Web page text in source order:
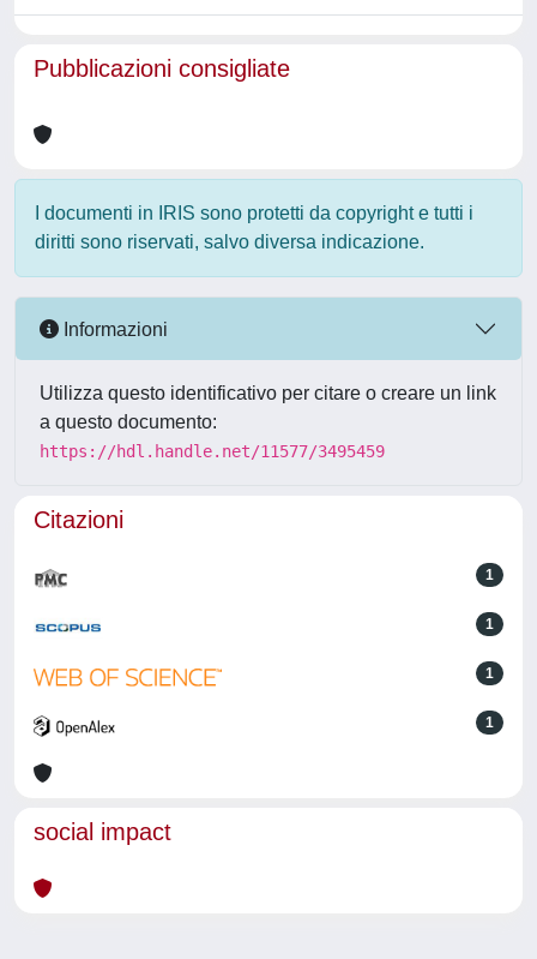
Pubblicazioni consigliate
I documenti in IRIS sono protetti da copyright e tutti i
diritti sono riservati, salvo diversa indicazione.
Informazioni
Utilizza questo identificativo per citare o creare un link
a questo documento:
https://hdl.handle.net/11577/3495459
Citazioni
1
1
1
1
social impact